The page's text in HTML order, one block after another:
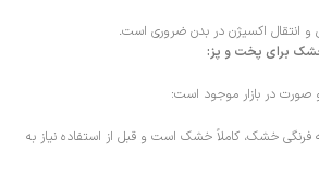
و انتقال اکسیژن در بدن ضروری است.
برای پخت و پز:
صورت در بازار موجود است:
فرنگی خشک، کاملاً خشک است و قبل از استفاده نیاز به